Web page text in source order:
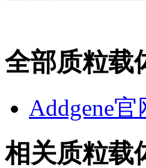
全部质粒载
Addgene官
相关质粒载